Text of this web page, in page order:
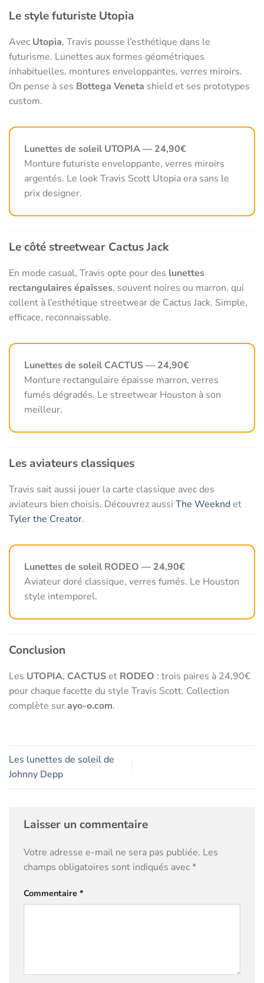
Le style futuriste Utopia
Avec Utopia, Travis pousse l’esthétique dans le
futurisme. Lunettes aux formes géométriques
inhabituelles, montures enveloppantes, verres miroirs.
On pense à ses Bottega Veneta shield et ses prototypes
custom.
Lunettes de soleil UTOPIA — 24,90€
Monture futuriste enveloppante, verres miroirs
argentés. Le look Travis Scott Utopia era sans le
prix designer.
Le côté streetwear Cactus Jack
En mode casual, Travis opte pour des lunettes
rectangulaires épaisses, souvent noires ou marron, qui
collent à l’esthétique streetwear de Cactus Jack. Simple,
efficace, reconnaissable.
Lunettes de soleil CACTUS — 24,90€
Monture rectangulaire épaisse marron, verres
fumés dégradés. Le streetwear Houston à son
meilleur.
Les aviateurs classiques
Travis sait aussi jouer la carte classique avec des
aviateurs bien choisis. Découvrez aussi The Weekndet
Tyler the Creator.
Lunettes de soleil RODEO — 24,90€
Aviateur doré classique, verres fumés. Le Houston
style intemporel.
Conclusion
Les UTOPIA, CACTUSet RODEO : trois paires à 24,90€
pour chaque facette du style Travis Scott. Collection
complète surayo-o.com.
Les lunettes de soleil de
Johnny Depp
Laisser un commentaire
Votre adresse e-mail ne sera pas publiée. Les
champs obligatoires sont indiqués avec*
Commentaire *